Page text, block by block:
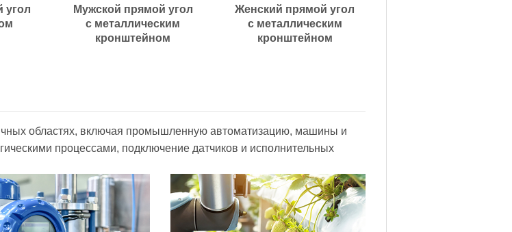
угол
Мужской прямой угол
с металлическим
кронштейном
Женский прямой угол
с металлическим
кронштейном
областях, включая промышленную автоматизацию, машины и
процессами, подключение датчиков и исполнительных